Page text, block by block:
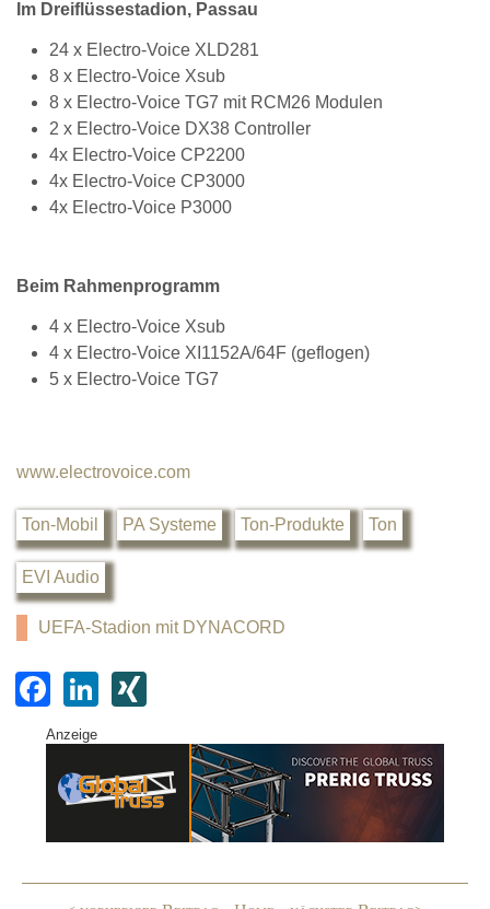
Im Dreiflüssestadion, Passau
24 x Electro-Voice XLD281
8 x Electro-Voice Xsub
8 x Electro-Voice TG7 mit RCM26 Modulen
2 x Electro-Voice DX38 Controller
4x Electro-Voice CP2200
4x Electro-Voice CP3000
4x Electro-Voice P3000
Beim Rahmenprogramm
4 x Electro-Voice Xsub
4 x Electro-Voice XI1152A/64F (geflogen)
5 x Electro-Voice TG7
www.electrovoice.com
Ton-Mobil PA Systeme Ton-Produkte Ton
EVI Audio
UEFA-Stadion mit DYNACORD
F
a
c
e
o
Li
k
e
G
Anzeige